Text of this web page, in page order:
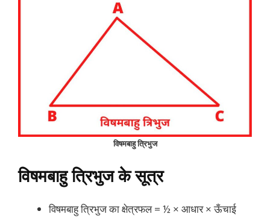
विषमबाहु त्रिभुज
विषमबाहु त्रिभुज के सूत्र
विषमबाहु त्रिभुज का क्षेत्रफल = ½ × आधार × ऊँचाई